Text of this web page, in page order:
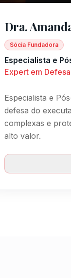
Dra.
Sócia Fundadora
Especialista e
Expert em
Especialista e
defesa do
complexas e
alto valor.